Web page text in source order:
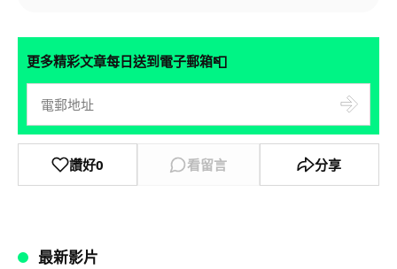
更多精彩文章每日送到電子郵箱📮
讚好0 看留言 分享
最新影片